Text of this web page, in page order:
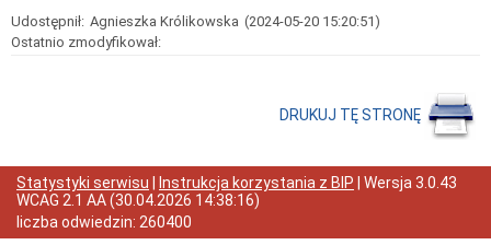
Uchwała
dla
udzielenie
dotacji
celowej
Zamówienia
Udostępnił: Agnieszka Królikowska (2024-05-20 15:20:51)
Ostatnio zmodyfikował:
DRUKUJ TĘ STRONĘ
Statystyki serwisu Instrukcja korzystania z BIP | Wersja 3.0.43
WCAG 2.1 AA(30.04.2026 14:38:16)
liczba odwiedzin: 260400